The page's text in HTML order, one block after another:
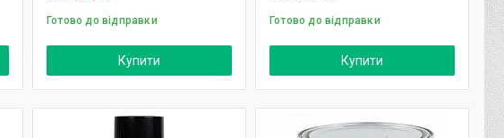
Готово до відправки
Купити
Готово до відправки
Купити